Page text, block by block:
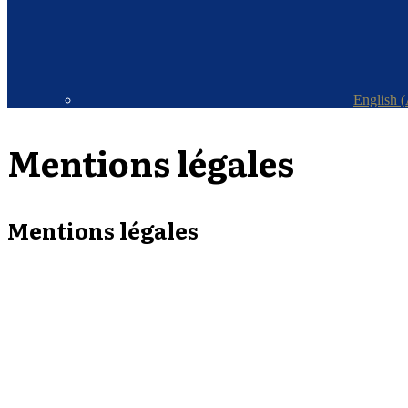
English (
Mentions légales
Mentions légales